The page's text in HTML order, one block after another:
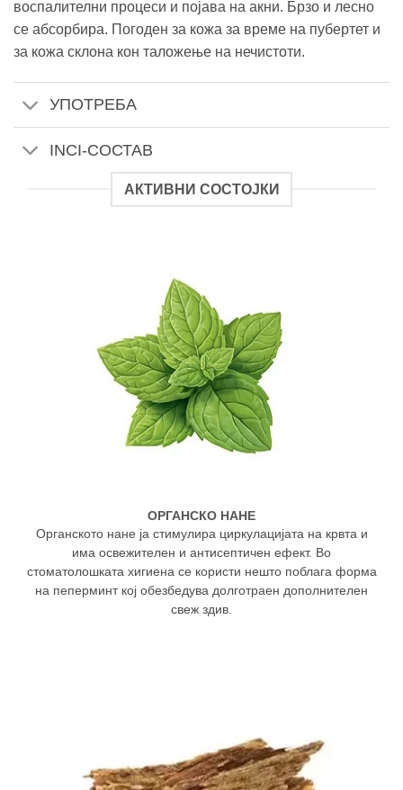
воспалителни процеси и појава на акни. Брзо и лесно
се абсорбира. Погоден за кожа за време на пубертет и
за кожа склона кон таложење на нечистоти.
УПОТРЕБА
INCI-СОСТАВ
АКТИВНИ СОСТОЈКИ
ОРГАНСКО НАНЕ
Органското нане ја стимулира циркулацијата на крвта и
има освежителен и антисептичен ефект. Во
стоматолошката хигиена се користи нешто поблага форма
на пеперминт кој обезбедува долготраен дополнителен
свеж здив.